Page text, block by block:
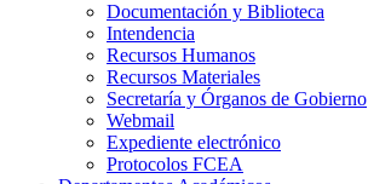
Documentación y Biblioteca
Intendencia
Recursos Humanos
Recursos Materiales
Secretaría y Órganos de Gobierno
Webmail
Expediente electrónico
Protocolos FCEA